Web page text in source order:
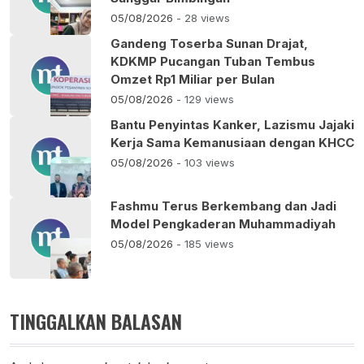
05/08/2026 - 28 views
Gandeng Toserba Sunan Drajat,
KDKMP Pucangan Tuban Tembus
Omzet Rp1 Miliar per Bulan
05/08/2026 - 129 views
Bantu Penyintas Kanker, Lazismu Jajaki
Kerja Sama Kemanusiaan dengan KHCC
05/08/2026 - 103 views
Fashmu Terus Berkembang dan Jadi
Model Pengkaderan Muhammadiyah
05/08/2026 - 185 views
TINGGALKAN BALASAN